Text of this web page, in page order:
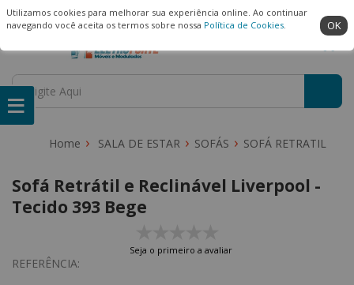
Utilizamos cookies para melhorar sua experiência online. Ao continuar
navegando você aceita os termos sobre nossa Política de Cookies. OK
(22) 99909-3407 Ambiente Seguro
SALA DE ESTAR SOFÁS SOFÁ RETRATIL
Sofá Retrátil e Reclinável Liverpool -
Tecido 393 Bege
Seja o primeiro a avaliar
REFERÊNCIA: